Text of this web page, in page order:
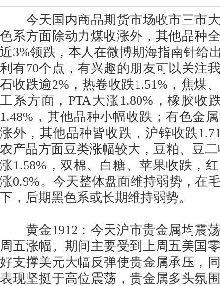
今天国内商品期货市场收市三市大
色系方面除动力煤收涨外，其他品种
近3%领跌，本人在微博期海指南针给
利有70个点，有兴趣的朋友可以关注
石收跌逾2%，热卷收跌1.51%，焦煤
工系方面，PTA大涨1.80%，橡胶收
1.48%，其他品种小幅收跌；有色金
涨外，其他品种皆收跌，沪锌收跌
农产品方面豆类涨幅较大，豆粕、豆
涨1.58%，双棉、白糖、苹果收跌，
涨0.9%。今天整体盘面维持弱势，在
下，后期黑色系或长期维持弱势。
黄金1912：今天沪市贵金属均震
周五涨幅。期间主要受到上周五美国
好支撑美元大幅反弹使贵金属承压，
表现坚挺于高位震荡，贵金属多头氛